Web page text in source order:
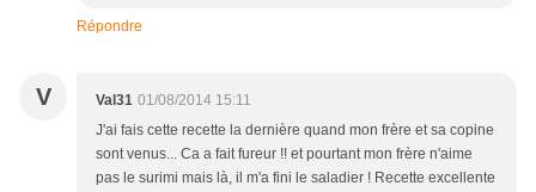
Répondre
V Val31 01/08/2014 15:11
J'ai fais cette recette la dernière quand mon frère et sa copine
sont venus... Ca a fait fureur !! et pourtant mon frère n'aime
pas le surimi mais là, il m'a fini le saladier ! Recette excellente